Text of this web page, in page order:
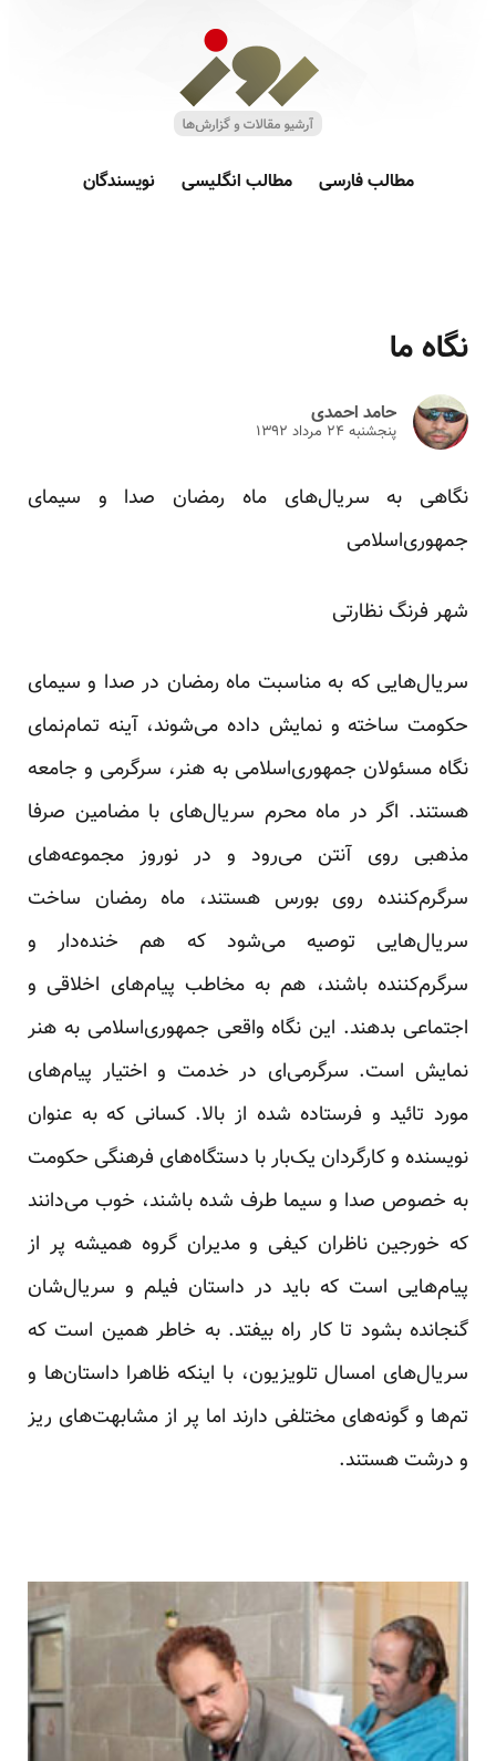
مطالب فارسی مطالب انگلیسی نویسندگان
نگاه ما
حامد احمدی
پنجشنبه ۲۴ مرداد ۱۳۹۲
نگاهی به سریال‌های ماه رمضان صدا و سیمای
جمهوری‌اسلامی
شهر فرنگ نظارتی
سریال‌هایی که به مناسبت ماه رمضان در صدا و سیمای
حکومت ساخته و نمایش داده می‌شوند، آینه تمام‌نمای
نگاه مسئولان جمهوری‌اسلامی به هنر، سرگرمی و جامعه
هستند. اگر در ماه محرم سریال‌های با مضامین صرفا
مذهبی روی آنتن می‌رود و در نوروز مجموعه‌های
سرگرم‌کننده روی بورس هستند، ماه رمضان ساخت
سریال‌هایی توصیه می‌شود که هم خنده‌دار و
سرگرم‌کننده باشند، هم به مخاطب پیام‌های اخلاقی و
اجتماعی بدهند. این نگاه واقعی جمهوری‌اسلامی به هنر
نمایش است. سرگرمی‌ای در خدمت و اختیار پیام‌های
مورد تائید و فرستاده شده از بالا. کسانی که به عنوان
نویسنده و کارگردان یک‌بار با دستگاه‌های فرهنگی حکومت
به خصوص صدا و سیما طرف شده باشند، خوب می‌دانند
که خورجین ناظران کیفی و مدیران گروه همیشه پر از
پیام‌هایی است که باید در داستان فیلم و سریال‌شان
گنجانده بشود تا کار راه بیفتد. به خاطر همین است که
سریال‌های امسال تلویزیون، با اینکه ظاهرا داستان‌ها و
تم‌ها و گونه‌های مختلفی دارند اما پر از مشابهت‌های ریز
و درشت هستند.